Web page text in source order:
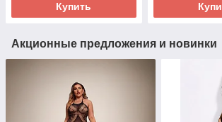
Купить
Акционные предложения и новинки